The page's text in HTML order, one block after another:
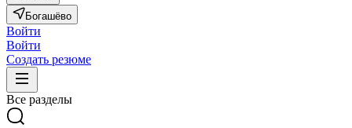
Богашёво
Войти
Войти
Создать резюме
Все разделы